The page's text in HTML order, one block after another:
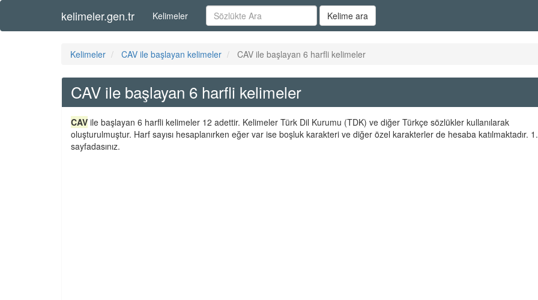
kelimeler.gen.tr Kelimeler Kelime ara
Kelimeler CAV ile başlayan kelimeler CAV ile başlayan 6 harfli kelimeler
CAV ile başlayan 6 harfli kelimeler
CAV ile başlayan 6 harfli kelimeler 12 adettir. Kelimeler Türk Dil Kurumu (TDK) ve diğer Türkçe sözlükler kullanılarak
oluşturulmuştur. Harf sayısı hesaplanırken eğer var ise boşluk karakteri ve diğer özel karakterler de hesaba katılmaktadır. 1.
sayfadasınız.